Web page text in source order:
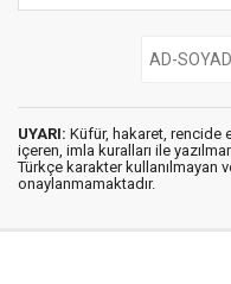
UYARI: Küfür, hakaret, rencide
içeren, imla kuralları ile
Türkçe karakter kullanılmayan
onaylanmamaktadır.